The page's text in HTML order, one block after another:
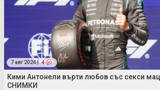
7 авг 2026 | 4
Кими Антонели върти любов със секси
СНИМКИ